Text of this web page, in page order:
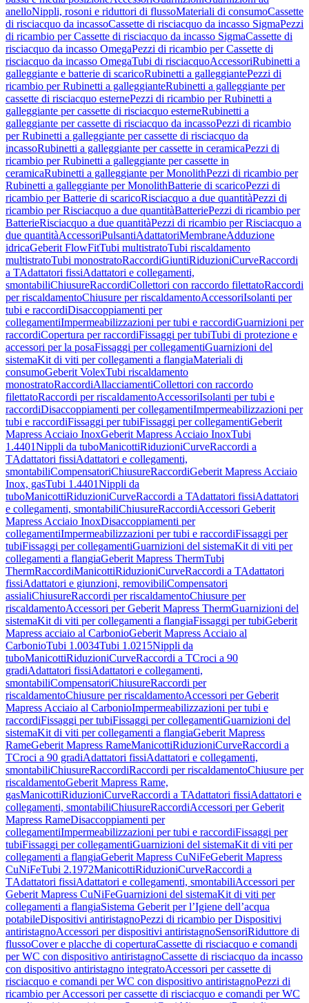
anelloNippli, rosoni e riduttori di flussoMateriali di consumoCassette
di risciacquo da incassoCassette di risciacquo da incasso SigmaPezzi
di ricambio per Cassette di risciacquo da incasso SigmaCassette di
risciacquo da incasso OmegaPezzi di ricambio per Cassette di
risciacquo da incasso OmegaTubi di risciacquoAccessoriRubinetti a
galleggiante e batterie di scaricoRubinetti a galleggiantePezzi di
ricambio per Rubinetti a galleggianteRubinetti a galleggiante per
cassette di risciacquo esternePezzi di ricambio per Rubinetti a
galleggiante per cassette di risciacquo esterneRubinetti a
galleggiante per cassette di risciacquo da incassoPezzi di ricambio
per Rubinetti a galleggiante per cassette di risciacquo da
incassoRubinetti a galleggiante per cassette in ceramicaPezzi di
ricambio per Rubinetti a galleggiante per cassette in
ceramicaRubinetti a galleggiante per MonolithPezzi di ricambio per
Rubinetti a galleggiante per MonolithBatterie di scaricoPezzi di
ricambio per Batterie di scaricoRisciacquo a due quantitàPezzi di
ricambio per Risciacquo a due quantitàBatteriePezzi di ricambio per
BatterieRisciacquo a due quantitàPezzi di ricambio per Risciacquo a
due quantitàAccessoriPulsantiAdattatoriMembraneAdduzione
idricaGeberit FlowFitTubi multistratoTubi riscaldamento
multistratoTubi monostratoRaccordiGiuntiRiduzioniCurveRaccordi
a TAdattatori fissiAdattatori e collegamenti,
smontabiliChiusureRaccordiCollettori con raccordo filettatoRaccordi
per riscaldamentoChiusure per riscaldamentoAccessoriIsolanti per
tubi e raccordiDisaccoppiamenti per
collegamentiImpermeabilizzazioni per tubi e raccordiGuarnizioni per
raccordiCopertura per raccordiFissaggi per tubiTubi di protezione e
accessori per la posaFissaggi per collegamentiGuarnizioni del
sistemaKit di viti per collegamenti a flangiaMateriali di
consumoGeberit VolexTubi riscaldamento
monostratoRaccordiAllacciamentiCollettori con raccordo
filettatoRaccordi per riscaldamentoAccessoriIsolanti per tubi e
raccordiDisaccoppiamenti per collegamentiImpermeabilizzazioni per
tubi e raccordiFissaggi per tubiFissaggi per collegamentiGeberit
Mapress Acciaio InoxGeberit Mapress Acciaio InoxTubi
1.4401Nippli da tuboManicottiRiduzioniCurveRaccordi a
TAdattatori fissiAdattatori e collegamenti,
smontabiliCompensatoriChiusureRaccordiGeberit Mapress Acciaio
Inox, gasTubi 1.4401Nippli da
tuboManicottiRiduzioniCurveRaccordi a TAdattatori fissiAdattatori
e collegamenti, smontabiliChiusureRaccordiAccessori Geberit
Mapress Acciaio InoxDisaccoppiamenti per
collegamentiImpermeabilizzazioni per tubi e raccordiFissaggi per
tubiFissaggi per collegamentiGuarnizioni del sistemaKit di viti per
collegamenti a flangiaGeberit Mapress ThermTubi
ThermRaccordiManicottiRiduzioniCurveRaccordi a TAdattatori
fissiAdattatori e giunzioni, removibiliCompensatori
assialiChiusureRaccordi per riscaldamentoChiusure per
riscaldamentoAccessori per Geberit Mapress ThermGuarnizioni del
sistemaKit di viti per collegamenti a flangiaFissaggi per tubiGeberit
Mapress acciaio al CarbonioGeberit Mapress Acciaio al
CarbonioTubi 1.0034Tubi 1.0215Nippli da
tuboManicottiRiduzioniCurveRaccordi a TCroci a 90
gradiAdattatori fissiAdattatori e collegamenti,
smontabiliCompensatoriChiusureRaccordi per
riscaldamentoChiusure per riscaldamentoAccessori per Geberit
Mapress Acciaio al CarbonioImpermeabilizzazioni per tubi e
raccordiFissaggi per tubiFissaggi per collegamentiGuarnizioni del
sistemaKit di viti per collegamenti a flangiaGeberit Mapress
RameGeberit Mapress RameManicottiRiduzioniCurveRaccordi a
TCroci a 90 gradiAdattatori fissiAdattatori e collegamenti,
smontabiliChiusureRaccordiRaccordi per riscaldamentoChiusure per
riscaldamentoGeberit Mapress Rame,
gasManicottiRiduzioniCurveRaccordi a TAdattatori fissiAdattatori e
collegamenti, smontabiliChiusureRaccordiAccessori per Geberit
Mapress RameDisaccoppiamenti per
collegamentiImpermeabilizzazioni per tubi e raccordiFissaggi per
tubiFissaggi per collegamentiGuarnizioni del sistemaKit di viti per
collegamenti a flangiaGeberit Mapress CuNiFeGeberit Mapress
CuNiFeTubi 2.1972ManicottiRiduzioniCurveRaccordi a
TAdattatori fissiAdattatori e collegamenti, smontabiliAccessori per
Geberit Mapress CuNiFeGuarnizioni del sistemaKit di viti per
collegamenti a flangiaSistema Geberit per l’Igiene dell’acqua
potabileDispositivi antiristagnoPezzi di ricambio per Dispositivi
antiristagnoAccessori per dispositivi antiristagnoSensoriRiduttore di
flussoCover e placche di coperturaCassette di risciacquo e comandi
per WC con dispositivo antiristagnoCassette di risciacquo da incasso
con dispositivo antiristagno integratoAccessori per cassette di
risciacquo e comandi per WC con dispositivo antiristagnoPezzi di
ricambio per Accessori per cassette di risciacquo e comandi per WC